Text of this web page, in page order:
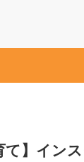
て】イン